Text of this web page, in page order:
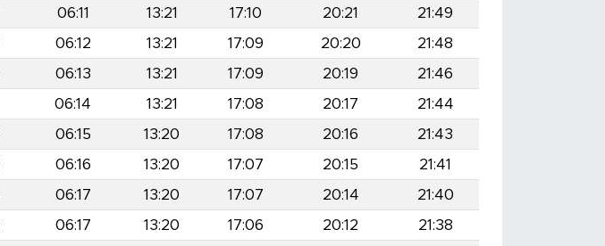
06:11 13:21 17:10 20:21
21:49
06:12 13:21 17:09 20:20
21:48
06:13 13:21 17:09 20:19
21:46
06:14 13:21 17:08 20:17
21:44
06:15 13:20 17:08 20:16
21:43
06:16 13:20 17:07 20:15
21:41
06:17 13:20 17:07 20:14
21:40
06:17 13:20 17:06 20:12
21:38